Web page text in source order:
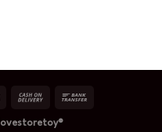
lovestoretoy®